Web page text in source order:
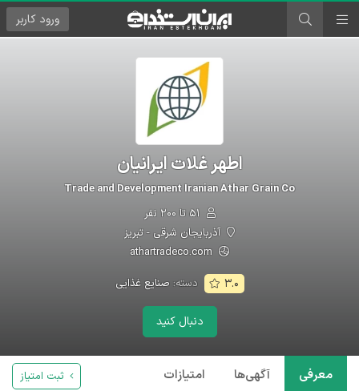
ورود کاربر
اطهر غلات ایرانیان
Trade and Development Iranian Athar Grain Co
آذربایجان شرقی - تبریز
۳.۰ دسته:صنایع غذایی
دنبال کنید
معرفی آگهی‌ها امتیازات ثبت امتیاز